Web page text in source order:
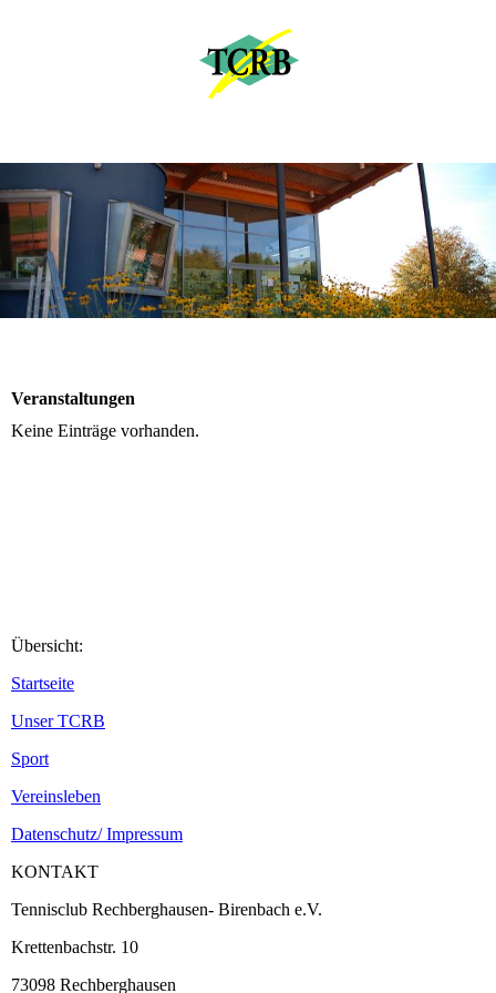
Veranstaltungen
Keine Einträge vorhanden.
Übersicht:
Startseite
Unser TCRB
Sport
Vereinsleben
Datenschutz/ Impressum
KONTAKT
Tennisclub Rechberghausen- Birenbach e.V.
Krettenbachstr. 10
73098 Rechberghausen